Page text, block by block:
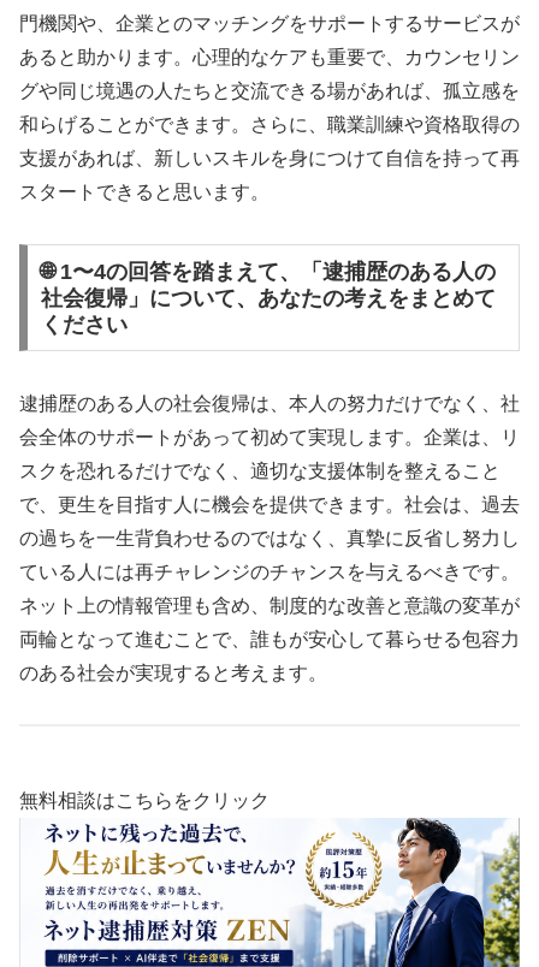
門機関や、企業とのマッチングをサポートするサービスが
あると助かります。心理的なケアも重要で、カウンセリン
グや同じ境遇の人たちと交流できる場があれば、孤立感を
和らげることができます。さらに、職業訓練や資格取得の
支援があれば、新しいスキルを身につけて自信を持って再
スタートできると思います。
🌐 1〜4の回答を踏まえて、「逮捕歴のある人の
社会復帰」について、あなたの考えをまとめて
ください
逮捕歴のある人の社会復帰は、本人の努力だけでなく、社
会全体のサポートがあって初めて実現します。企業は、リ
スクを恐れるだけでなく、適切な支援体制を整えること
で、更生を目指す人に機会を提供できます。社会は、過去
の過ちを一生背負わせるのではなく、真摯に反省し努力し
ている人には再チャレンジのチャンスを与えるべきです。
ネット上の情報管理も含め、制度的な改善と意識の変革が
両輪となって進むことで、誰もが安心して暮らせる包容力
のある社会が実現すると考えます。
無料相談はこちらをクリック